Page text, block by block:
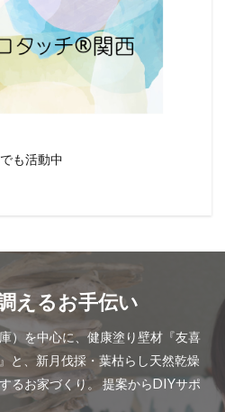
も活動中
えるお手伝い
）を中心に、健康塗り壁材『友喜
と、新月伐採・葉枯らし天然乾燥
るお家づくり。 提案からDIYサポ